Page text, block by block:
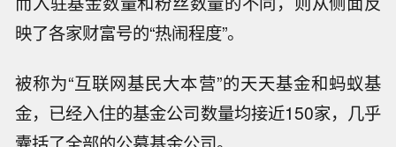
映了各家财富号的“热闹程度”。
被称为“互联网基民大本营”的天天基金和蚂蚁基
金，已经入住的基金公司数量均接近150家，几乎